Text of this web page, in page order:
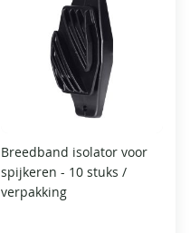
Breedband isolator voor
spijkeren - 10 stuks /
verpakking